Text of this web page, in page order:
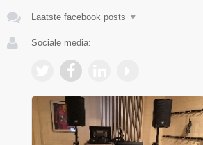
Laatste facebook posts ▼
Sociale media: